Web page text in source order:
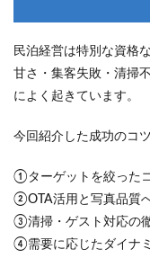
民泊経営は特別な資格
甘さ・集客失敗・清掃
によく起きています。
今回紹介した成功のコ
①ターゲットを絞った
②OTA活用と写真品質
③清掃・ゲスト対応の
④需要に応じたダイナ